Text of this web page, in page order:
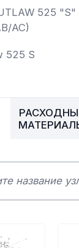
кофры
525 "S"
AC)
525 S